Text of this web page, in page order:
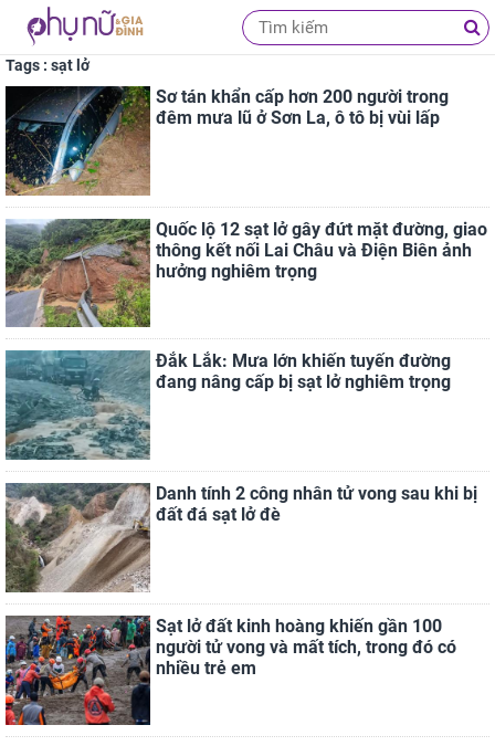
Tags : sạt lở
Sơ tán khẩn cấp hơn 200 người trong
đêm mưa lũ ở Sơn La, ô tô bị vùi lấp
Quốc lộ 12 sạt lở gây đứt mặt đường, giao
thông kết nối Lai Châu và Điện Biên ảnh
hưởng nghiêm trọng
Đắk Lắk: Mưa lớn khiến tuyến đường
đang nâng cấp bị sạt lở nghiêm trọng
Danh tính 2 công nhân tử vong sau khi bị
đất đá sạt lở đè
Sạt lở đất kinh hoàng khiến gần 100
người tử vong và mất tích, trong đó có
nhiều trẻ em